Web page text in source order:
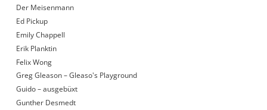
Der Meisenmann
Ed Pickup
Emily Chappell
Erik Planktin
Felix Wong
Greg Gleason – Gleaso's Playground
Guido – ausgebüxt
Gunther Desmedt